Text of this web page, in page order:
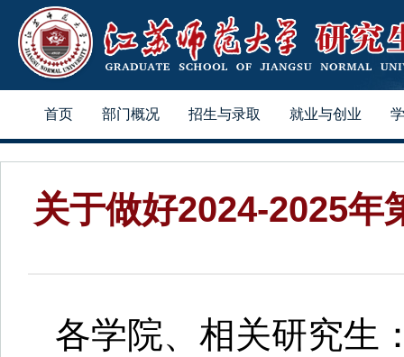
首页 部门概况 招生与录取 就业与创业
关于做好2024-2025年
各学院、相关研究生